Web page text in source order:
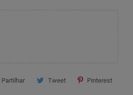
Partilhar Tweet Pinterest